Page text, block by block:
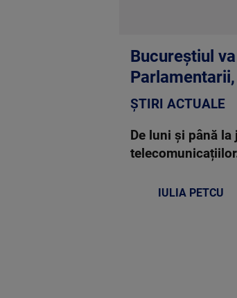
Bucureștiul
ȘTIRI ACTUALE
De luni și până
IULIA PETCU